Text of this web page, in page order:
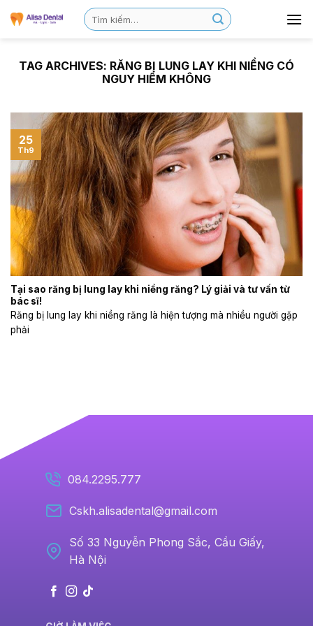
TAG ARCHIVES: RĂNG BỊ LUNG LAY KHI NIỀNG CÓ
NGUY HIỂM KHÔNG
Tại sao răng bị lung lay khi niềng răng? Lý giải và tư vấn từ
bác sĩ!
Răng bị lung lay khi niềng răng là hiện tượng mà nhiều người gặp
phải
25
Th9
084.2295.777
Cskh.alisadental@gmail.com
Số 33 Nguyễn Phong Sắc, Cầu Giấy,
Hà Nội